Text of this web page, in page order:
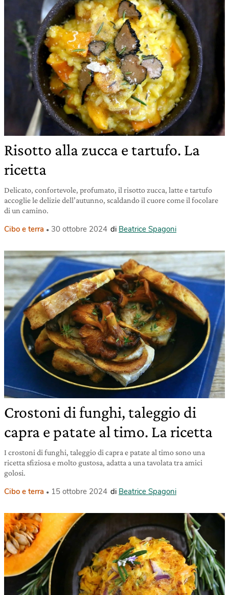
Risotto alla zucca e tartufo. La
ricetta
Delicato, confortevole, profumato, il risotto zucca, latte e tartufo
accoglie le delizie dell’autunno, scaldando il cuore come il focolare
di un camino.
Cibo e terra 30 ottobre 2024 di Beatrice Spagoni
Crostoni di funghi, taleggio di
capra e patate al timo. La ricetta
I crostoni di funghi, taleggio di capra e patate al timo sono una
ricetta sfiziosa e molto gustosa, adatta a una tavolata tra amici
golosi.
Cibo e terra 15 ottobre 2024 di Beatrice Spagoni